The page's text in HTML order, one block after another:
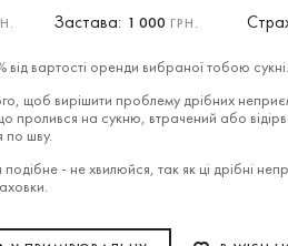
Застава: 1 000 ГРН.
вартості оренди вибраної тобою сукні.
щоб вирішити проблему дрібних
пролився на сукню, втрачений або
по шву.
- не хвилюйся, так як ці дрібні